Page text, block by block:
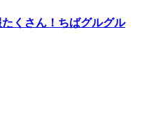
くさん！ちばグルグル